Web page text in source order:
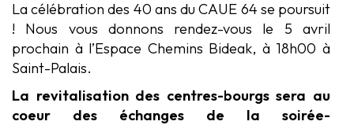
La célébration des 40 ans du CAUE 64 se poursuit
! Nous vous donnons rendez-vous le 5 avril
prochain à l’Espace Chemins Bideak, à 18h00 à
Saint-Palais.
La revitalisation des centres-bourgs sera au
coeur des échanges de la soirée-